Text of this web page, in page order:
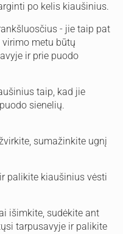
po kelis kiaušinius.
- jie taip pat
metu būtų
ir prie puodo
taip, kad jie
sienelių.
sumažinkite ugnį
palikite kiaušinius vėsti
išimkite, sudėkite ant
tarpusavyje ir palikite